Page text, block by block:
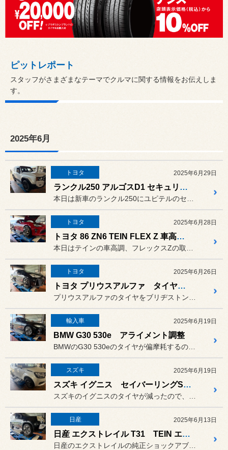
ピットレポート
スタッフがさまざまなテーマでクルマに関する情報をお伝えしま
す。
2025年6月
トヨタ 2025年6月29日
ランクル250 アルゴスD1 セキュリティ取付
トヨタ 2025年6月28日
トヨタ 86 ZN6 TEIN FLEX Z 車高調、アライメント調整
トヨタ 2025年6月26日
トヨタ プリウスアルファ タイヤ交換 アライメント調整
輸入車 2025年6月19日
BMW G30 530e アライメント調整
スズキ 2025年6月19日
スズキ イグニス セイバーリングSL101
日産 2025年6月13日
日産 エクストレイル T31 TEIN エンデュラプロ